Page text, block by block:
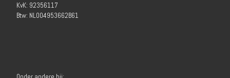
KvK: 92356117
Btw: NL004953662B61